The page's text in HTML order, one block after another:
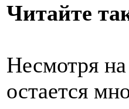
Читайте
Несмотря
остается